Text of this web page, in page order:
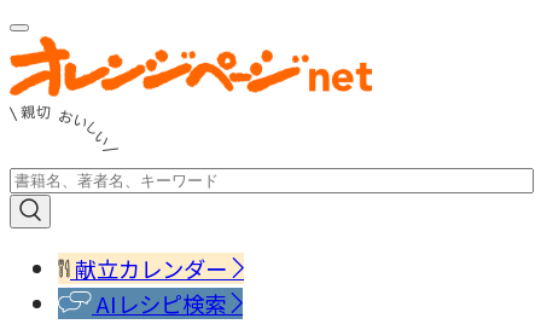
献立カレンダー
AIレシピ検索